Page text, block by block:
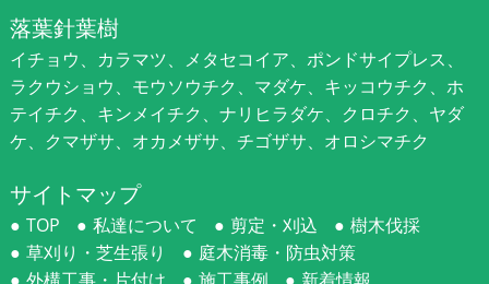
落葉針葉樹
イチョウ、カラマツ、メタセコイア、ポンドサイプレス、
ラクウショウ、モウソウチク、マダケ、キッコウチク、ホ
テイチク、キンメイチク、ナリヒラダケ、クロチク、ヤダ
ケ、クマザサ、オカメザサ、チゴザサ、オロシマチク
サイトマップ
TOP 私達について 剪定・刈込
樹木伐採
草刈り・芝生張り
庭木消毒・防虫対策